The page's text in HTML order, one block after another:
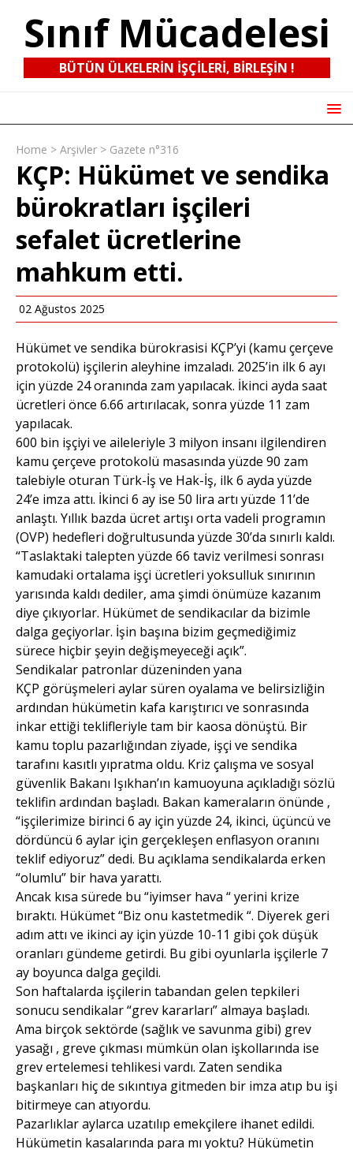
Sınıf Mücadelesi
BÜTÜN ÜLKELERIN IŞÇILERI, BIRLEŞIN !
Home > Arşivler > Gazete n°316
KÇP: Hükümet ve sendika
bürokratları işçileri
sefalet ücretlerine
mahkum etti.
02 Ağustos 2025
Hükümet ve sendika bürokrasisi KÇP’yi (kamu çerçeve
protokolü) işçilerin aleyhine imzaladı. 2025’in ilk 6 ayı
için yüzde 24 oranında zam yapılacak. İkinci ayda saat
ücretleri önce 6.66 artırılacak, sonra yüzde 11 zam
yapılacak.
600 bin işçiyi ve aileleriyle 3 milyon insanı ilgilendiren
kamu çerçeve protokolü masasında yüzde 90 zam
talebiyle oturan Türk-İş ve Hak-İş, ilk 6 ayda yüzde
24’e imza attı. İkinci 6 ay ise 50 lira artı yüzde 11’de
anlaştı. Yıllık bazda ücret artışı orta vadeli programın
(OVP) hedefleri doğrultusunda yüzde 30’da sınırlı kaldı.
“Taslaktaki talepten yüzde 66 taviz verilmesi sonrası
kamudaki ortalama işçi ücretleri yoksulluk sınırının
yarısında kaldı dediler, ama şimdi önümüze kazanım
diye çıkıyorlar. Hükümet de sendikacılar da bizimle
dalga geçiyorlar. İşin başına bizim geçmediğimiz
sürece hiçbir şeyin değişmeyeceği açık”.
Sendikalar patronlar düzeninden yana
KÇP görüşmeleri aylar süren oyalama ve belirsizliğin
ardından hükümetin kafa karıştırıcı ve sonrasında
inkar ettiği teklifleriyle tam bir kaosa dönüştü. Bir
kamu toplu pazarlığından ziyade, işçi ve sendika
tarafını kasıtlı yıpratma oldu. Kriz çalışma ve sosyal
güvenlik Bakanı Işıkhan’ın kamuoyuna açıkladığı sözlü
teklifin ardından başladı. Bakan kameraların önünde ,
“işçilerimize birinci 6 ay için yüzde 24, ikinci, üçüncü ve
dördüncü 6 aylar için gerçekleşen enflasyon oranını
teklif ediyoruz” dedi. Bu açıklama sendikalarda erken
“olumlu” bir hava yarattı.
Ancak kısa sürede bu “iyimser hava “ yerini krize
bıraktı. Hükümet “Biz onu kastetmedik “. Diyerek geri
adım attı ve ikinci ay için yüzde 10-11 gibi çok düşük
oranları gündeme getirdi. Bu gibi oyunlarla işçilerle 7
ay boyunca dalga geçildi.
Son haftalarda işçilerin tabandan gelen tepkileri
sonucu sendikalar “grev kararları” almaya başladı.
Ama birçok sektörde (sağlık ve savunma gibi) grev
yasağı , greve çıkması mümkün olan işkollarında ise
grev ertelemesi tehlikesi vardı. Zaten sendika
başkanları hiç de sıkıntıya gitmeden bir imza atıp bu işi
bitirmeye can atıyordu.
Pazarlıklar aylarca uzatılıp emekçilere ihanet edildi.
Hükümetin kasalarında para mı yoktu? Hükümetin